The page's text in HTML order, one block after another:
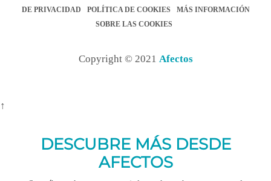
DE PRIVACIDAD
POLÍTICA DE COOKIES
MÁS INFORMACIÓN
SOBRE LAS COOKIES
Copyright © 2021 Afectos
↑
DESCUBRE MÁS DESDE
AFECTOS